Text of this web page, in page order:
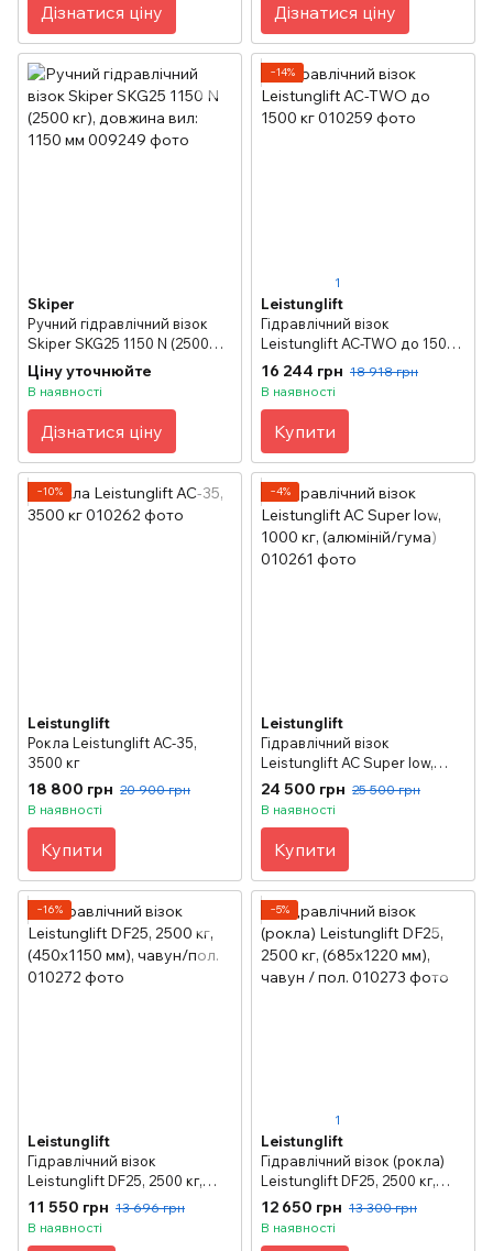
Дізнатися ціну Дізнатися ціну
Skiper
Ручний гідравлічний візок
Skiper SKG25 1150 N (2500
кг), довжина вил: 1150 мм
Ціну уточнюйте
В наявності
Дізнатися ціну
−14%
1
Leistunglift
Гідравлічний візок
Leistunglift AC-TWO до 1500
кг
16 244 грн 18 918 грн
В наявності
Купити
−10%
Leistunglift
Рокла Leistunglift АС-35,
3500 кг
18 800 грн 20 900 грн
В наявності
Купити
−4%
Leistunglift
Гідравлічний візок
Leistunglift AC Super low,
1000 кг, (алюміній/гума)
24 500 грн 25 500 грн
В наявності
Купити
−16%
Leistunglift
Гідравлічний візок
Leistunglift DF25, 2500 кг,
(450х1150 мм), чавун/пол.
11 550 грн 13 696 грн
В наявності
−5%
1
Leistunglift
Гідравлічний візок (рокла)
Leistunglift DF25, 2500 кг,
(685х1220 мм), чавун / пол.
12 650 грн 13 300 грн
В наявності